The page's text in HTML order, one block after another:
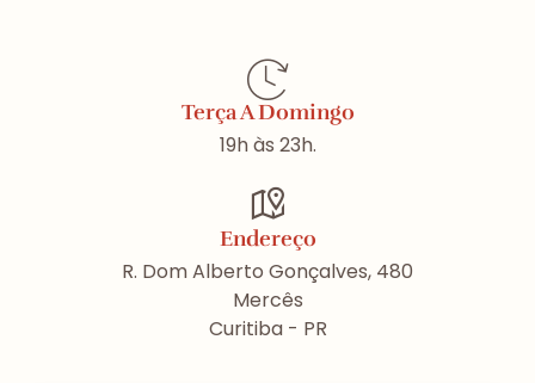
Terça A Domingo
19h às 23h.
Endereço
R. Dom Alberto Gonçalves, 480
Mercês
Curitiba - PR